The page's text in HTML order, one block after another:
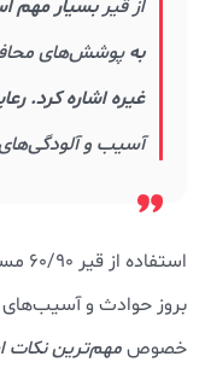
از قیربسیار مهم
بهپوشش‌های
غیره اشاره کرد.
آسیب و
بروز حوادث و آسیب‌های
خصوصمهم‌ترین نکات